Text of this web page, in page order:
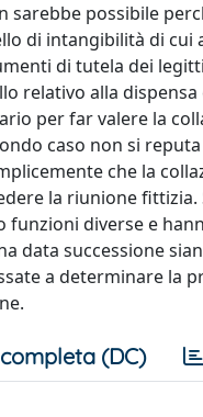
possibile
di intangibilità di cui
di tutela dei
relativo alla
per far valere la
caso non si
che la
la riunione
funzioni diverse e
data successione
a determinare la
(DC)